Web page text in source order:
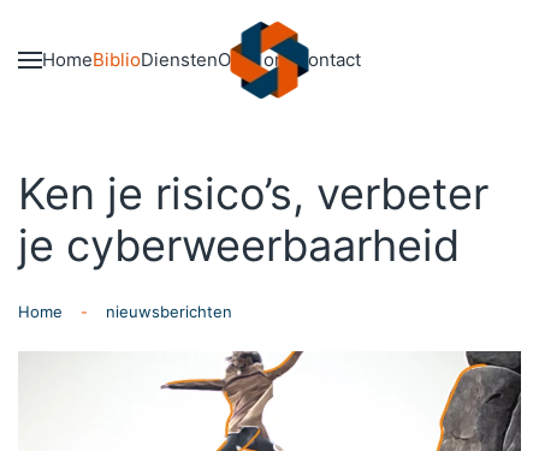
Skip to main content
HomeBiblioDienstenOver onsContact
Ken je risico’s, verbeter
je cyberweerbaarheid
Home nieuwsberichten